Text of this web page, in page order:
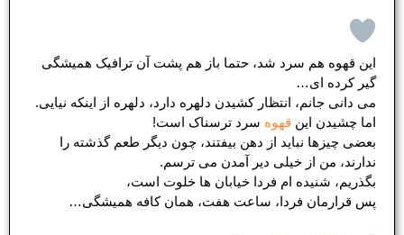
این قهوه هم سرد شد، حتما باز هم پشت آن ترافیک همیشگی
گیر کرده ای…
می دانی جانم، انتظار کشیدن دلهره دارد، دلهره از اینکه نیایی.
اما چشیدن این قهوه سرد ترسناک است!
بعضی چیزها نباید از دهن بیفتند، چون دیگر طعم گذشته را
ندارند، من از خیلی دیر آمدن می ترسم.
بگذریم، شنیده ام فردا خیابان ها خلوت است،
پس قرارمان فردا، ساعت هفت، همان کافه همیشگی…